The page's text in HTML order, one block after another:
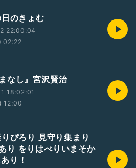
のきょむ
22:00:04
02:22
なし』宮沢賢治
18:02:01
12:00
ぴろり 見守り集まり
り をりはべりいまそか
り！